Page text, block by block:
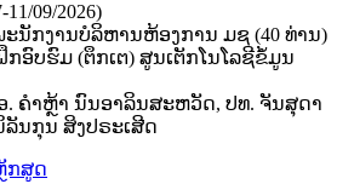
11/09/2026)
ະນັກງານບໍລິຫານຫ້ອງການ ມຊ (40 ທ່ານ)
ກອົບຮົມ (ຕຶກເຕ) ສູນເຕັກໂນໂລຊີຂໍ້ມູນ
. ຄໍາຫຼ້າ ນົນອາລິນສະຫວັດ, ປທ. ຈັນສຸດາ
ລັນກຸນ ສິງປຣະເສີດ
ກສູດ